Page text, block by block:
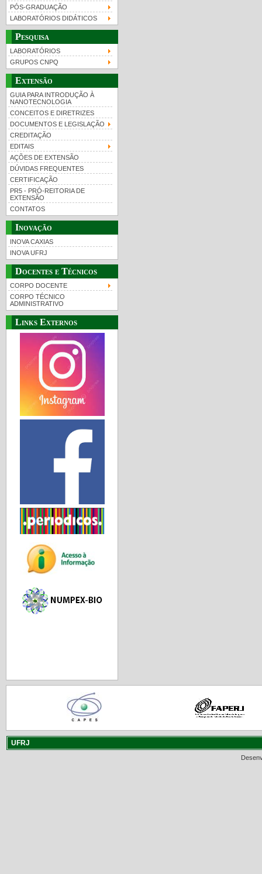
PÓS-GRADUAÇÃO
LABORATÓRIOS DIDÁTICOS
Pesquisa
LABORATÓRIOS
GRUPOS CNPQ
Extensão
GUIA PARA INTRODUÇÃO À
NANOTECNOLOGIA
CONCEITOS E DIRETRIZES
DOCUMENTOS E LEGISLAÇÃO
CREDITAÇÃO
EDITAIS
AÇÕES DE EXTENSÃO
DÚVIDAS FREQUENTES
CERTIFICAÇÃO
PR5 - PRÓ-REITORIA DE
EXTENSÃO
CONTATOS
Inovação
INOVA CAXIAS
INOVA UFRJ
Docentes e Técnicos
CORPO DOCENTE
CORPO TÉCNICO
ADMINISTRATIVO
Links Externos
UFRJ